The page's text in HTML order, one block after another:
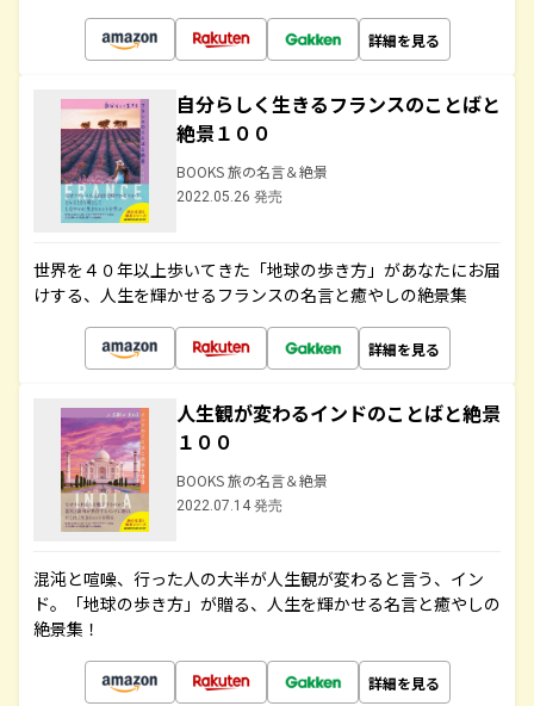
詳細を見る
自分らしく生きるフランスのことばと
絶景１００
BOOKS 旅の名言＆絶景
2022.05.26 発売
世界を４０年以上歩いてきた「地球の歩き方」があなたにお届
けする、人生を輝かせるフランスの名言と癒やしの絶景集
詳細を見る
人生観が変わるインドのことばと絶景
１００
BOOKS 旅の名言＆絶景
2022.07.14 発売
混沌と喧噪、行った人の大半が人生観が変わると言う、イン
ド。「地球の歩き方」が贈る、人生を輝かせる名言と癒やしの
絶景集！
詳細を見る